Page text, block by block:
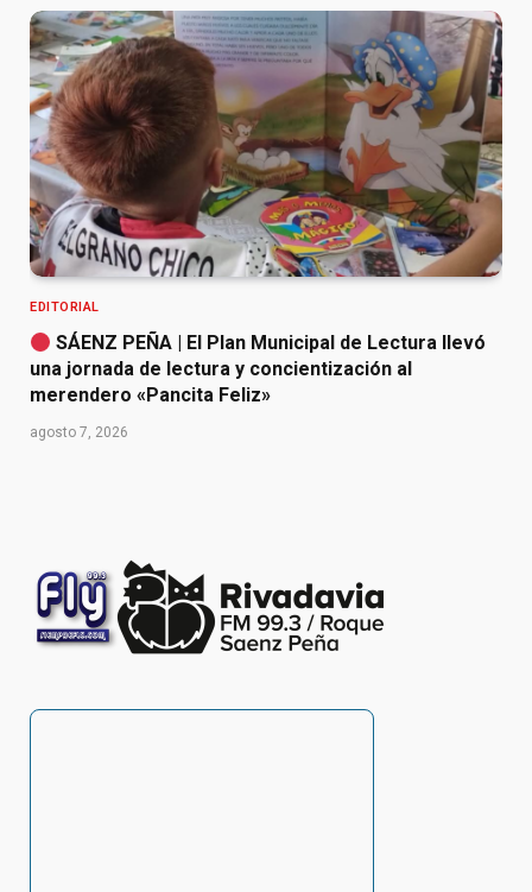
EDITORIAL
SÁENZ PEÑA | El Plan Municipal de Lectura llevó
una jornada de lectura y concientización al
merendero «Pancita Feliz»
agosto 7, 2026